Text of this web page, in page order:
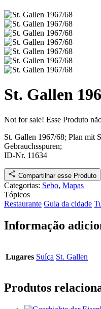
St. Gallen
Not for sale! Esse Produto
St. Gallen 1967/68; Plan mit
Gebrauchsspuren;
ID-Nr. 11634
Compartilhar esse Produto
Categorias: Sebo, Mapas
Tópicos
Restaurante Guia da cidade
Informação
Lugares Suíça St. Gallen
Produtos